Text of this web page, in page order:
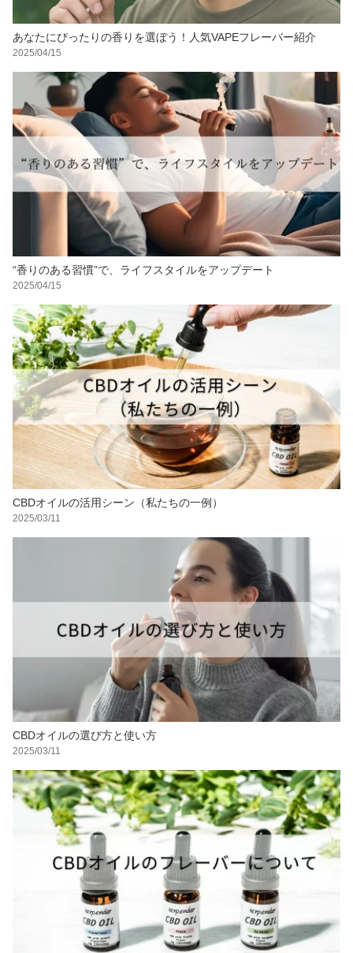
あなたにぴったりの香りを選ぼう！人気VAPEフレーバー紹介
2025/04/15
“香りのある習慣”で、ライフスタイルをアップデート
2025/04/15
CBDオイルの活用シーン（私たちの一例）
2025/03/11
CBDオイルの選び方と使い方
2025/03/11